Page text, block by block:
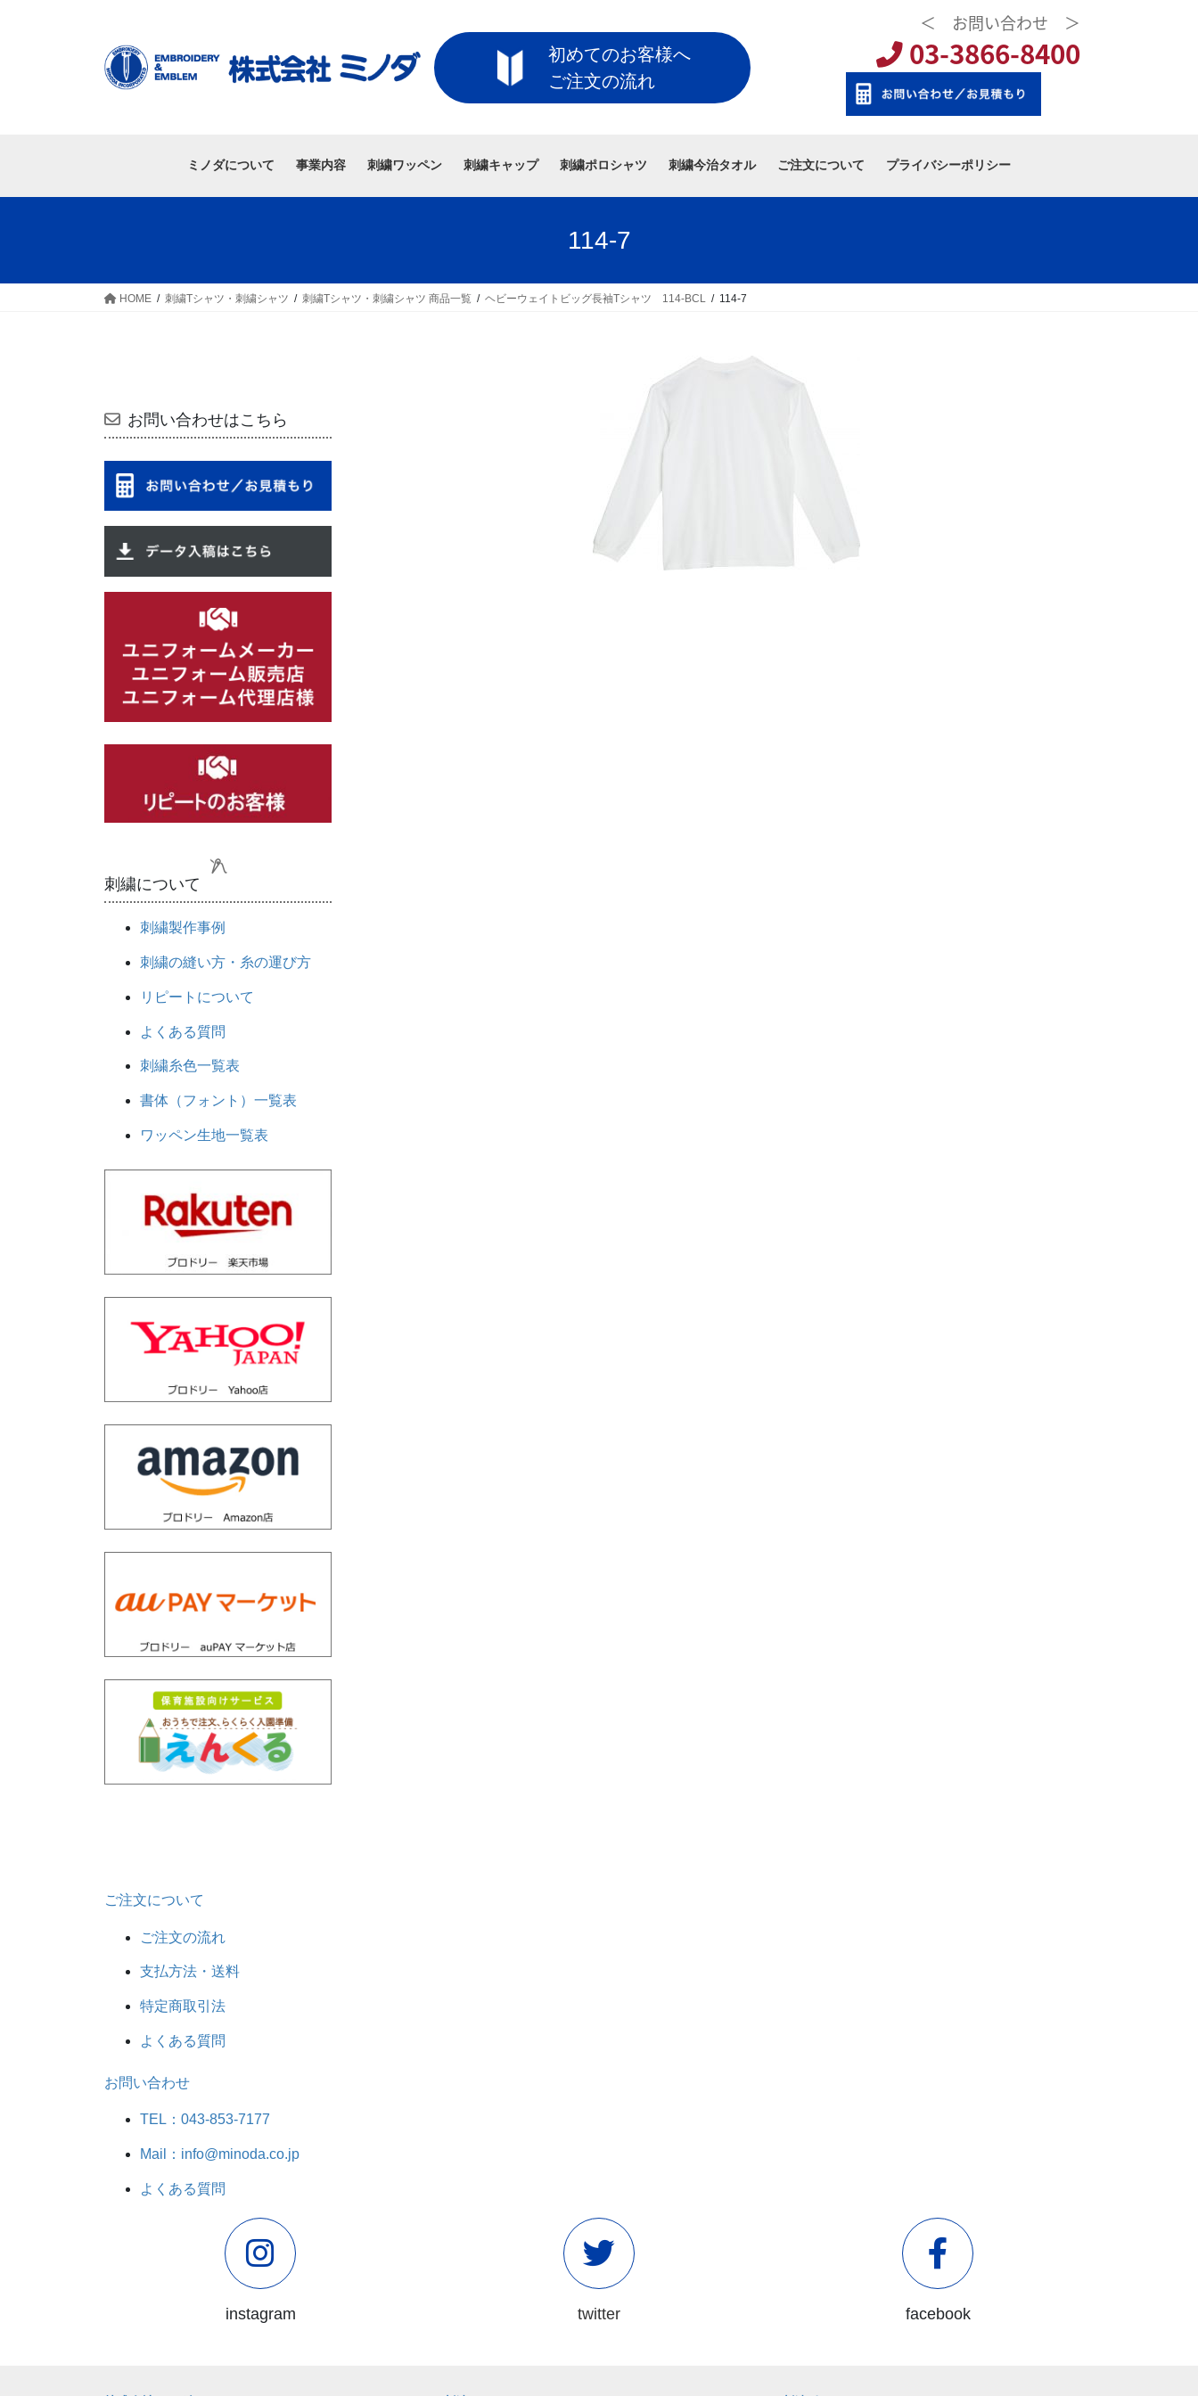
初めてのお客様へ
ご注文の流れ
＜ お問い合わせ ＞
03-3866-8400
ミノダについて 事業内容 刺繍ワッペン 刺繍キャップ 刺繍ポロシャツ 刺繍今治タオル ご注文について プライバシーポリシー
114-7
HOME 刺繍Tシャツ・刺繍シャツ 刺繍Tシャツ・刺繍シャツ 商品一覧 ヘビーウェイトビッグ長袖Tシャツ 114-BCL 114-7
お問い合わせはこちら
刺繍について
刺繍製作事例
刺繍の縫い方・糸の運び方
リピートについて
よくある質問
刺繍糸色一覧表
書体（フォント）一覧表
ワッペン生地一覧表
ご注文について
ご注文の流れ
支払方法・送料
特定商取引法
よくある質問
お問い合わせ
TEL：043-853-7177
Mail：info@minoda.co.jp
よくある質問
instagram twitter facebook